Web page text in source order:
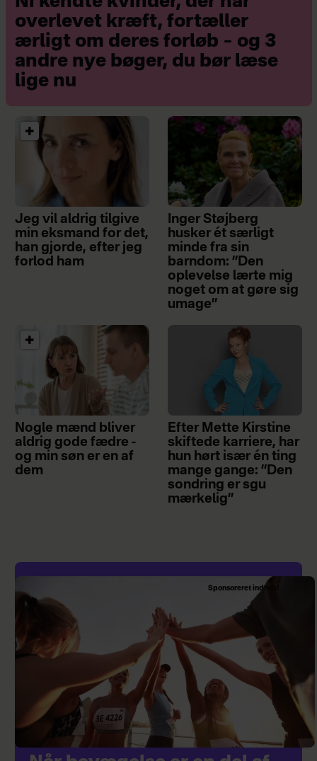
overlevet kræft, fortæller
ærligt om deres forløb – og 3
andre nye bøger, du bør læse
lige nu
Jeg vil aldrig tilgive
min eksmand for det,
han gjorde, efter jeg
forlod ham
Inger Støjberg
husker ét særligt
minde fra sin
barndom: ”Den
oplevelse lærte mig
noget om at gøre sig
umage”
Nogle mænd bliver
aldrig gode fædre -
og min søn er en af
dem
Efter Mette Kirstine
skiftede karriere, har
hun hørt især én ting
mange gange: ”Den
sondring er sgu
mærkelig”
Sponsoreret indhold